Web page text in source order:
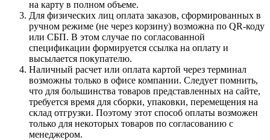
на карту в полном объеме.
Для физических лиц оплата заказов, сформированных в
ручном режиме (не через корзину) возможна по QR-коду
или СБП. В этом случае по согласованной
спецификации формируется ссылка на оплату и
высылается покупателю.
Наличный расчет или оплата картой через терминал
возможны только в офисе компании. Следует помнить,
что для большинства товаров представленных на сайте,
требуется время для сборки, упаковки, перемещения на
склад отгрузки. Поэтому этот способ оплаты возможен
только для некоторых товаров по согласованию с
менеджером.